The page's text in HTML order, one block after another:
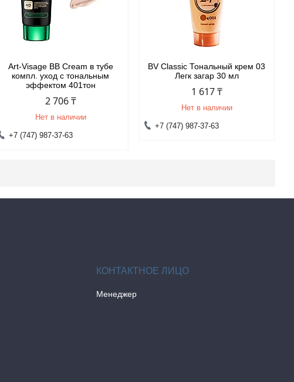
Art-Visage ВВ Cream в тубе
компл. уход с тональным
эффектом 401тон
2 706 ₸
Нет в наличии
+7 (747) 987-37-63
BV Classic Тональный крем 03
Легк загар 30 мл
1 617 ₸
Нет в наличии
+7 (747) 987-37-63
Менеджер